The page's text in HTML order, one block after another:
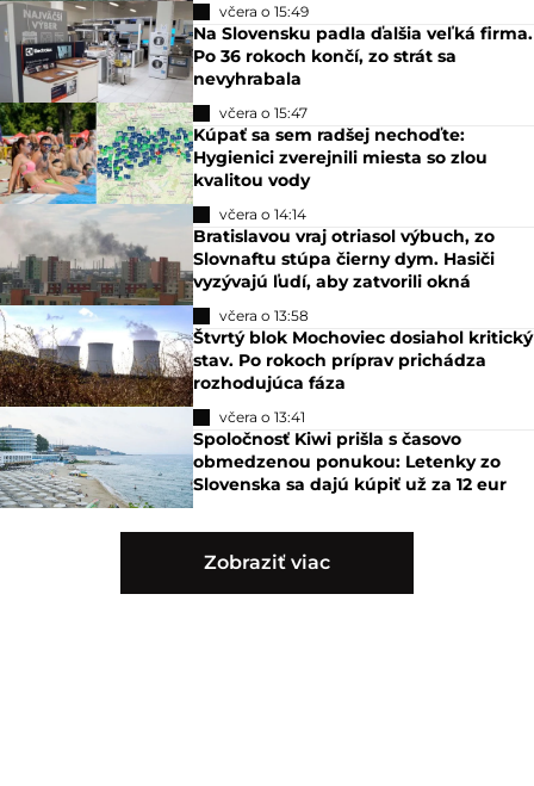
včera o 15:49
Na Slovensku padla ďalšia veľká firma.
Po 36 rokoch končí, zo strát sa
nevyhrabala
včera o 15:47
Kúpať sa sem radšej nechoďte:
Hygienici zverejnili miesta so zlou
kvalitou vody
včera o 14:14
Bratislavou vraj otriasol výbuch, zo
Slovnaftu stúpa čierny dym. Hasiči
vyzývajú ľudí, aby zatvorili okná
včera o 13:58
Štvrtý blok Mochoviec dosiahol kritický
stav. Po rokoch príprav prichádza
rozhodujúca fáza
včera o 13:41
Spoločnosť Kiwi prišla s časovo
obmedzenou ponukou: Letenky zo
Slovenska sa dajú kúpiť už za 12 eur
Zobraziť viac